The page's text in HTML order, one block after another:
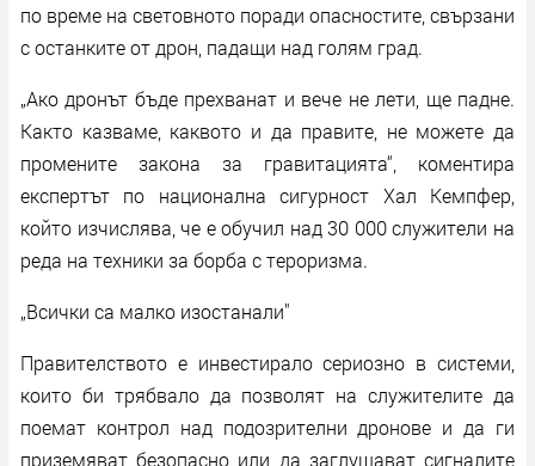
по време на световното поради опасностите, свързани
с останките от дрон, падащи над голям град.
„Ако дронът бъде прехванат и вече не лети, ще падне.
Както казваме, каквото и да правите, не можете да
промените закона за гравитацията“, коментира
експертът по национална сигурност Хал Кемпфер,
който изчислява, че е обучил над 30 000 служители на
реда на техники за борба с тероризма.
„Всички са малко изостанали"
Правителството е инвестирало сериозно в системи,
които би трябвало да позволят на служителите да
поемат контрол над подозрителни дронове и да ги
приземяват безопасно или да заглушават сигналите